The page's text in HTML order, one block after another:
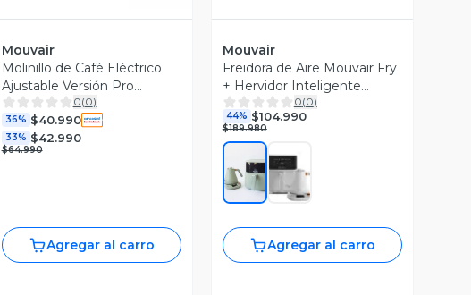
Mouvair
Molinillo de Café Eléctrico
Ajustable Versión Pro
Mouvair
0(0)
36% $40.990
33% $42.990
$64.990
Agregar al carro
Mouvair
Freidora de Aire Mouvair Fry
+ Hervidor Inteligente
Mouvair Swan
0(0)
44% $104.990
$189.980
Agregar al carro